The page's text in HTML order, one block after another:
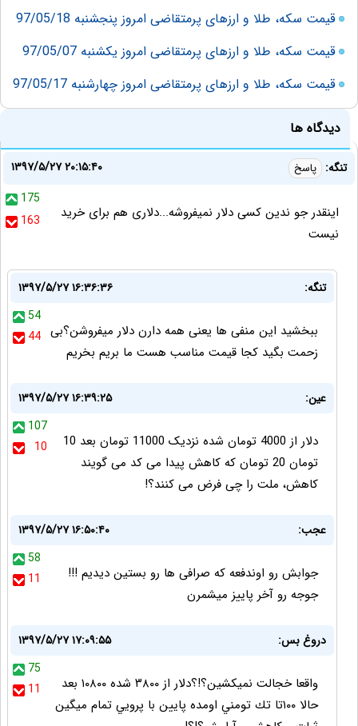
قیمت سکه، طلا و ارزهای پرمتقاضی امروز پنجشنبه 97/05/18
قیمت سکه، طلا و ارزهای پرمتقاضی امروز یکشنبه 97/05/07
قیمت سکه، طلا و ارزهای پرمتقاضی امروز چهارشنبه 97/05/17
دیدگاه ها
تنگه: پاسخ
۱۳۹۷/۵/۲۷ ۲۰:۱۵:۴۰
175
163
اینقدر جو ندین کسی دلار نمیفروشه...دلاری هم برای خرید
نیست
تنگه:
۱۳۹۷/۵/۲۷ ۱۶:۳۶:۳۶
54
44 ببخشید این منفی ها یعنی همه دارن دلار میفروشن؟بی
زحمت بگید کجا قیمت مناسب هست ما بریم بخریم
عین:
۱۳۹۷/۵/۲۷ ۱۶:۳۹:۲۵
107
10
دلار از 4000 تومان شده نزدیک 11000 تومان بعد 10
تومان 20 تومان که کاهش پیدا می کد می گویند
کاهش، ملت را چی فرض می کنند؟!
عجب:
۱۳۹۷/۵/۲۷ ۱۶:۵۰:۴۰
58
11
جوابش رو اوندفعه که صرافی ها رو بستین دیدیم !!!
جوجه رو آخر پاییز میشمرن
دروغ بس:
۱۳۹۷/۵/۲۷ ۱۷:۰۹:۵۵
75
11
واقعا خجالت نميكشين؟!؟دلار از ٣٨٠٠ شده ١٠٨٠٠ بعد
حالا ١٠٠تا تك تومني اومده پايين با پرويي تمام ميگين